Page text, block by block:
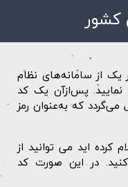
کشور
یک از سامانه‌های نظام
نمایید. پس‌ازآن یک کد
می‌گردد که به‌عنوان رمز
کرده اید می توانید از
کنید. در این صورت کد